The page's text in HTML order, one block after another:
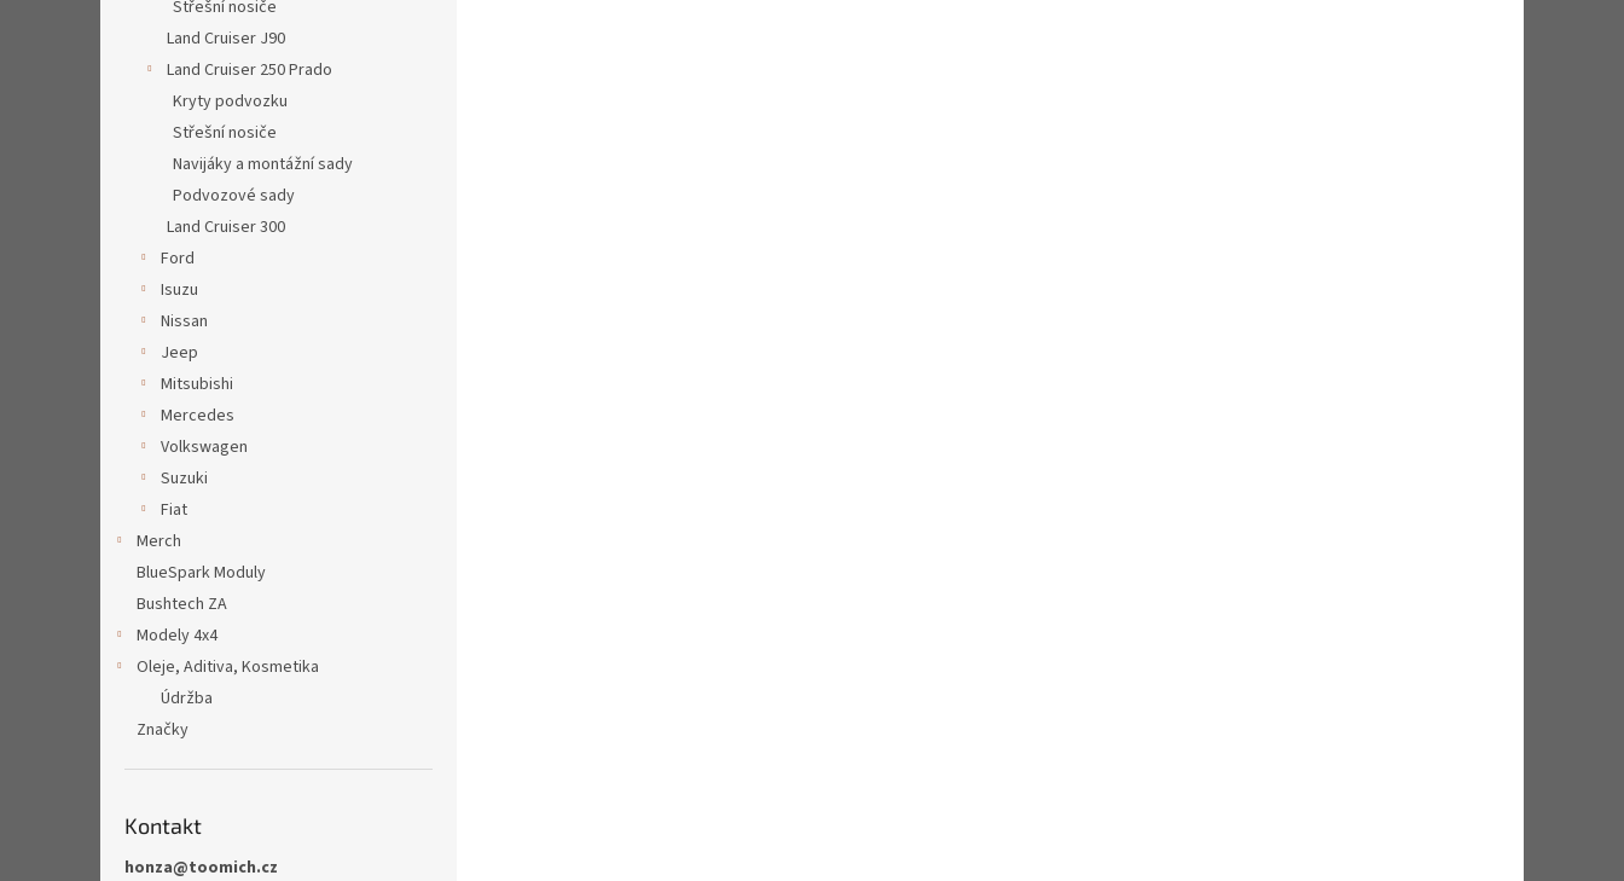
Střešní nosiče
Land Cruiser J90
Land Cruiser 250 Prado
Kryty podvozku
Střešní nosiče
Navijáky a montážní sady
Podvozové sady
Land Cruiser 300
Ford
Isuzu
Nissan
Jeep
Mitsubishi
Mercedes
Volkswagen
Suzuki
Fiat
Merch
BlueSpark Moduly
Bushtech ZA
Modely 4x4
Oleje, Aditiva, Kosmetika
Údržba
Značky
Kontakt
honza@toomich.cz